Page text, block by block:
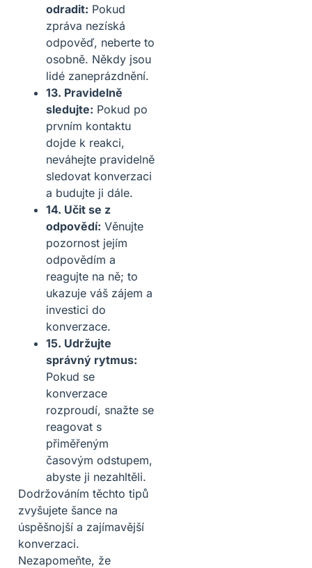
odradit: Pokud
zpráva nezíská
odpověď, neberte to
osobně. Někdy jsou
lidé zaneprázdnění.
13. Pravidelně
sledujte: Pokud po
prvním kontaktu
dojde k reakci,
neváhejte pravidelně
sledovat konverzaci
a budujte ji dále.
14. Učit se z
odpovědí: Věnujte
pozornost jejím
odpovědím a
reagujte na ně; to
ukazuje váš zájem a
investici do
konverzace.
15. Udržujte
správný rytmus:
Pokud se
konverzace
rozproudí, snažte se
reagovat s
přiměřeným
časovým odstupem,
abyste ji nezahltěli.
Dodržováním těchto tipů
zvyšujete šance na
úspěšnojší a zajímavější
konverzaci.
Nezapomeňte, že